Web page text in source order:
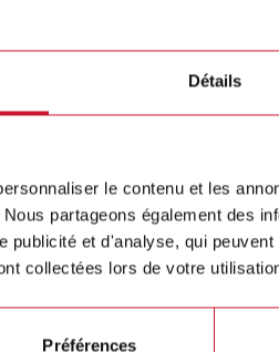
Détails
le contenu et les
partageons également des
publicité et d'analyse, qui
collectées lors de votre
Préférences